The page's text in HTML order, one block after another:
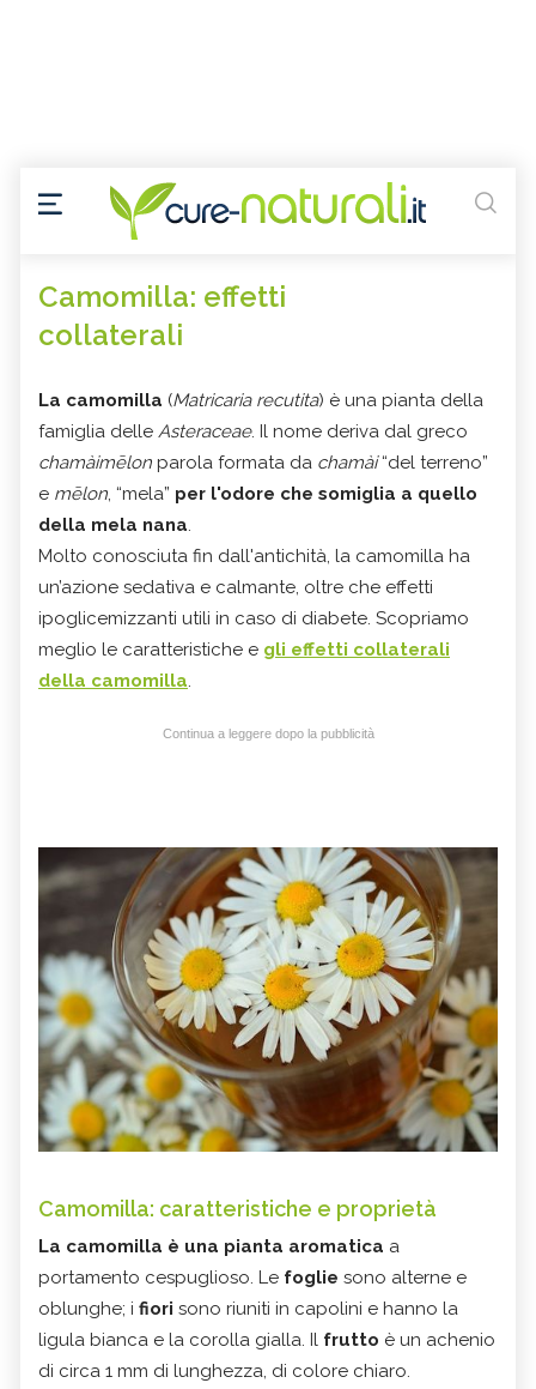
Camomilla: effetti
collaterali
La camomilla (Matricaria recutita) è una pianta della
famiglia delle Asteraceae. Il nome deriva dal greco
chamàimēlon parola formata da chamài“del terreno”
e mēlon, “mela” per l'odore che somiglia a quello
della mela nana.
Molto conosciuta fin dall'antichità, la camomilla ha
un’azione sedativa e calmante, oltre che effetti
ipoglicemizzanti utili in caso di diabete. Scopriamo
meglio le caratteristiche e gli effetti collaterali
della camomilla.
Continua a leggere dopo la pubblicità
Camomilla: caratteristiche e proprietà
La camomilla è una pianta aromatica a
portamento cespuglioso. Le foglie sono alterne e
oblunghe; i fiori sono riuniti in capolini e hanno la
ligula bianca e la corolla gialla. Il frutto è un achenio
di circa 1 mm di lunghezza, di colore chiaro.